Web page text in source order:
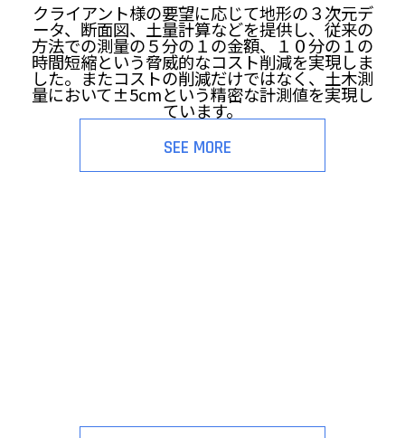
クライアント様の要望に応じて地形の３次元デ
ータ、断面図、土量計算などを提供し、従来の
方法での測量の５分の１の金額、１０分の１の
時間短縮という脅威的なコスト削減を実現しま
した。またコストの削減だけではなく、土木測
量において±5cmという精密な計測値を実現し
ています。
SEE MORE